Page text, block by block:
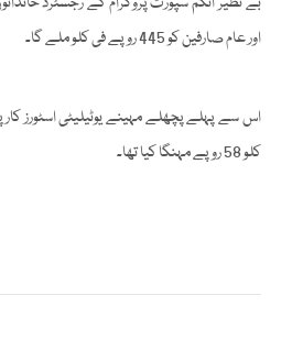
اور عام صارفین کو 445 روپے فی کلو ملے گا۔
اس سے پہلے پچھلے مہینے یوٹیلیٹی اسٹورز
کلو 58 روپے مہنگا کیا تھا۔